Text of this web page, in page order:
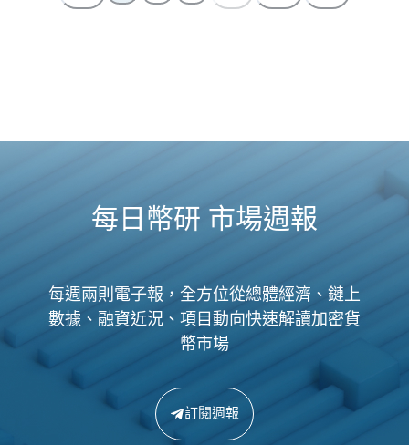
每日幣研 市場週報
每週兩則電子報，全方位從總體經濟、鏈上
數據、融資近況、項目動向快速解讀加密貨
幣市場
訂閱週報